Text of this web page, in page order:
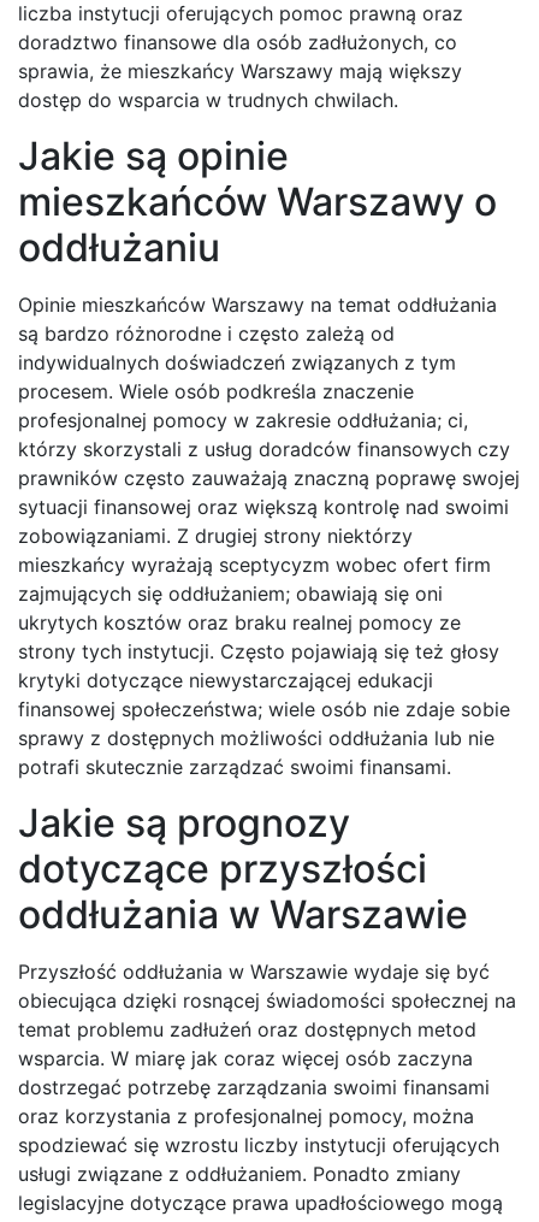
liczba instytucji oferujących pomoc prawną oraz
doradztwo finansowe dla osób zadłużonych, co
sprawia, że mieszkańcy Warszawy mają większy
dostęp do wsparcia w trudnych chwilach.
Jakie są opinie
mieszkańców Warszawy o
oddłużaniu
Opinie mieszkańców Warszawy na temat oddłużania
są bardzo różnorodne i często zależą od
indywidualnych doświadczeń związanych z tym
procesem. Wiele osób podkreśla znaczenie
profesjonalnej pomocy w zakresie oddłużania; ci,
którzy skorzystali z usług doradców finansowych czy
prawników często zauważają znaczną poprawę swojej
sytuacji finansowej oraz większą kontrolę nad swoimi
zobowiązaniami. Z drugiej strony niektórzy
mieszkańcy wyrażają sceptycyzm wobec ofert firm
zajmujących się oddłużaniem; obawiają się oni
ukrytych kosztów oraz braku realnej pomocy ze
strony tych instytucji. Często pojawiają się też głosy
krytyki dotyczące niewystarczającej edukacji
finansowej społeczeństwa; wiele osób nie zdaje sobie
sprawy z dostępnych możliwości oddłużania lub nie
potrafi skutecznie zarządzać swoimi finansami.
Jakie są prognozy
dotyczące przyszłości
oddłużania w Warszawie
Przyszłość oddłużania w Warszawie wydaje się być
obiecująca dzięki rosnącej świadomości społecznej na
temat problemu zadłużeń oraz dostępnych metod
wsparcia. W miarę jak coraz więcej osób zaczyna
dostrzegać potrzebę zarządzania swoimi finansami
oraz korzystania z profesjonalnej pomocy, można
spodziewać się wzrostu liczby instytucji oferujących
usługi związane z oddłużaniem. Ponadto zmiany
legislacyjne dotyczące prawa upadłościowego mogą